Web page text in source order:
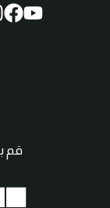
قم